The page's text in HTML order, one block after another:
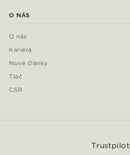
O NÁS
O nás
Kariéra
Nové články
Tlač
CSR
Trustpilot